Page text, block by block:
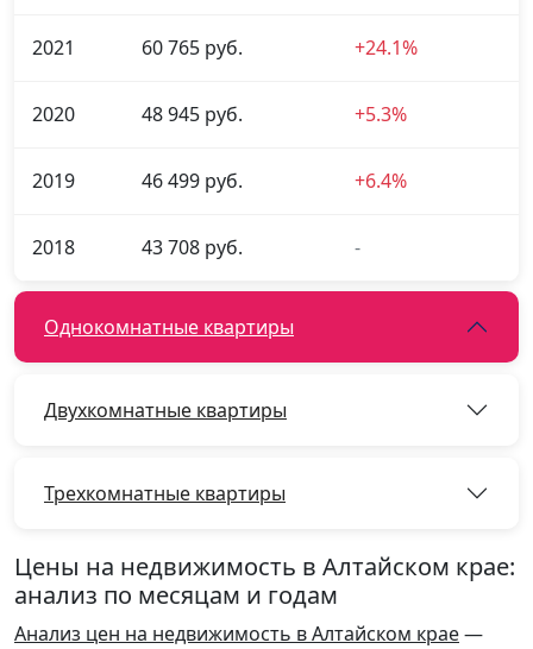
2021 60 765 руб. +24.1%
2020 48 945 руб. +5.3%
2019 46 499 руб. +6.4%
2018 43 708 руб. -
Однокомнатные квартиры
Двухкомнатные квартиры
Трехкомнатные квартиры
Цены на недвижимость в Алтайском крае:
анализ по месяцам и годам
Анализ цен на недвижимость в Алтайском крае—